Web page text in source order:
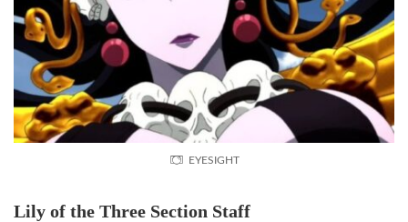
EYESIGHT
Lily of the Three Section Staff